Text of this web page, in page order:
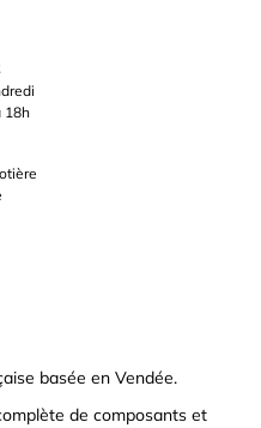
18h
basée en Vendée.
de composants et